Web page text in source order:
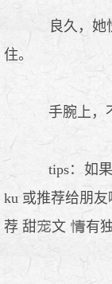
良久，她
住。
手腕上，
tips：如果
ku 或推荐给朋
荐 甜
文 有